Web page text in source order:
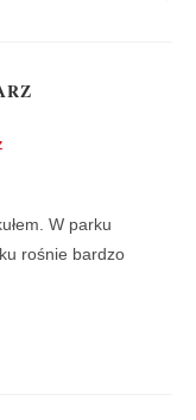
W parku
rośnie bardzo